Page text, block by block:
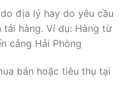
địa lý hay do yêu cầu
hàng. Ví dụ: Hàng từ
cảng Hải Phòng
bán hoặc tiêu thụ tại